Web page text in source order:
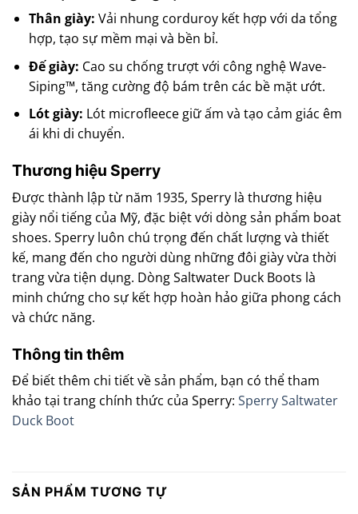
Thân giày: Vải nhung corduroy kết hợp với da tổng
hợp, tạo sự mềm mại và bền bỉ.
Đế giày: Cao su chống trượt với công nghệ Wave-
Siping™, tăng cường độ bám trên các bề mặt ướt.
Lót giày: Lót microfleece giữ ấm và tạo cảm giác êm
ái khi di chuyển.
Thương hiệu Sperry
Được thành lập từ năm 1935, Sperry là thương hiệu
giày nổi tiếng của Mỹ, đặc biệt với dòng sản phẩm boat
shoes. Sperry luôn chú trọng đến chất lượng và thiết
kế, mang đến cho người dùng những đôi giày vừa thời
trang vừa tiện dụng. Dòng Saltwater Duck Boots là
minh chứng cho sự kết hợp hoàn hảo giữa phong cách
và chức năng.
Thông tin thêm
Để biết thêm chi tiết về sản phẩm, bạn có thể tham
khảo tại trang chính thức của Sperry: Sperry Saltwater
Duck Boot
SẢN PHẨM TƯƠNG TỰ